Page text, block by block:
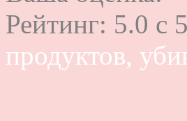
Рейтинг: 5.0 c 5
продуктов,